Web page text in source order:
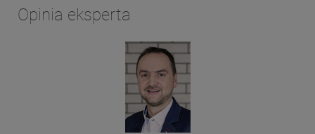
Opinia eksperta